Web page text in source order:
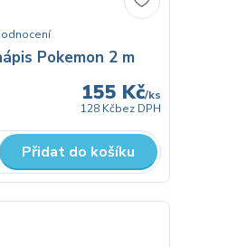
Pokemon 2 m
155 Kč/ks
128 Kčbez DPH
Přidat do košíku